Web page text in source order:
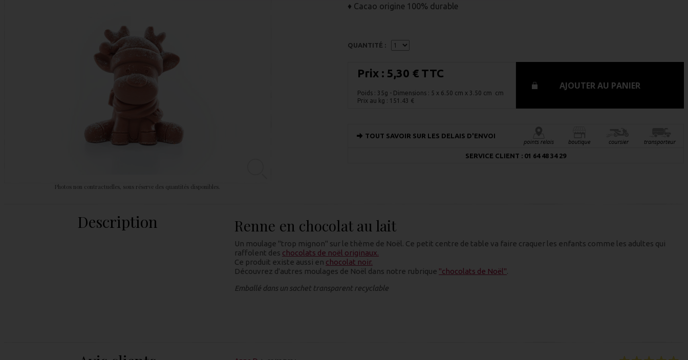
Photos non contractuelles, sous réserve des quantités disponibles.
♦ Cacao origine 100% durable
QUANTITÉ :
Prix : 5,30 € TTC
Poids : 35g - Dimensions : 5 x 6.50 cm x 3.50 cm cm
Prix au kg : 151.43 €
AJOUTER AU PANIER
TOUT SAVOIR SUR LES DELAIS D'ENVOI
SERVICE CLIENT : 01 64 48 34 29
Description Renne en chocolat au lait
Un moulage "trop mignon" sur le thème de Noël. Ce petit centre de table va faire craquer les enfants comme les adultes qui
raffolent des chocolats de noël originaux.
Ce produit existe aussi en chocolat noir.
Découvrez d'autres moulages de Noël dans notre rubrique "chocolats de Noël".
Emballé dans un sachet transparent recyclable